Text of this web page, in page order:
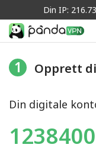
Din IP:
1 Opprett
Din digitale